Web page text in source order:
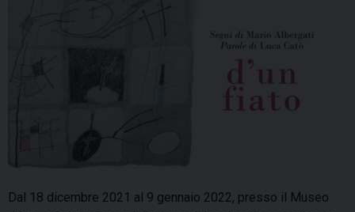
Dal 18 dicembre 2021 al 9 gennaio 2022, presso il Museo